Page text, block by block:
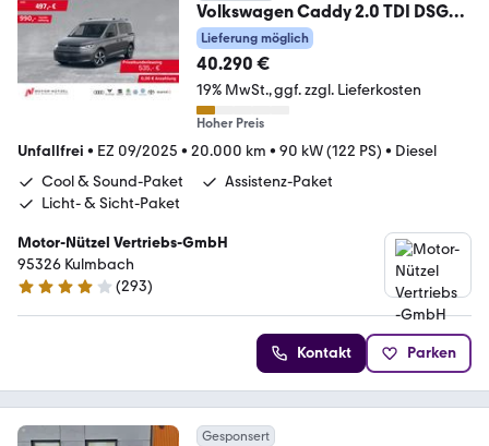
Volkswagen Caddy 2.0 TDI DSG
LIFE
LED+NAVI+GRA+SHZ+PDC+AHK
Lieferung möglich
40.290 €
19% MwSt. ggf. zzgl. Lieferkosten
Hoher Preis
Unfallfrei • EZ 09/2025 • 20.000 km • 90 kW (122 PS) • Diesel
Cool & Sound-Paket
Assistenz-Paket
Licht- & Sicht-Paket
Motor-Nützel Vertriebs-GmbH
95326 Kulmbach
4.2 Sterne
(293)
Kontakt Parken
Gesponsert